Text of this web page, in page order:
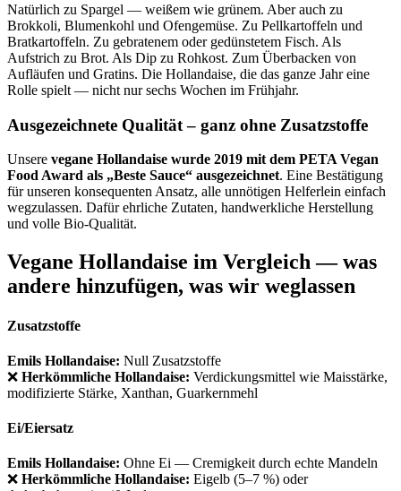
Natürlich zu Spargel — weißem wie grünem. Aber auch zu
Brokkoli, Blumenkohl und Ofengemüse. Zu Pellkartoffeln und
Bratkartoffeln. Zu gebratenem oder gedünstetem Fisch. Als
Aufstrich zu Brot. Als Dip zu Rohkost. Zum Überbacken von
Aufläufen und Gratins. Die Hollandaise, die das ganze Jahr eine
Rolle spielt — nicht nur sechs Wochen im Frühjahr.
Ausgezeichnete Qualität – ganz ohne Zusatzstoffe
Unsere vegane Hollandaise wurde 2019 mit dem PETA Vegan
Food Award als „Beste Sauce“ ausgezeichnet. Eine Bestätigung
für unseren konsequenten Ansatz, alle unnötigen Helferlein einfach
wegzulassen. Dafür ehrliche Zutaten, handwerkliche Herstellung
und volle Bio-Qualität.
Vegane Hollandaise im Vergleich — was
andere hinzufügen, was wir weglassen
Zusatzstoffe
Emils Hollandaise: Null Zusatzstoffe
❌ Herkömmliche Hollandaise: Verdickungsmittel wie Maisstärke,
modifizierte Stärke, Xanthan, Guarkernmehl
Ei/Eiersatz
Emils Hollandaise: Ohne Ei — Cremigkeit durch echte Mandeln
❌ Herkömmliche Hollandaise: Eigelb (5–7 %) oder